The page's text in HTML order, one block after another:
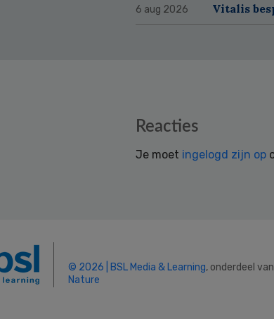
6 aug 2026 Vitalis
Reacties
Je moet ingelogd zijn op
© 2026 | BSL Media & Learning, onderdeel van
Nature